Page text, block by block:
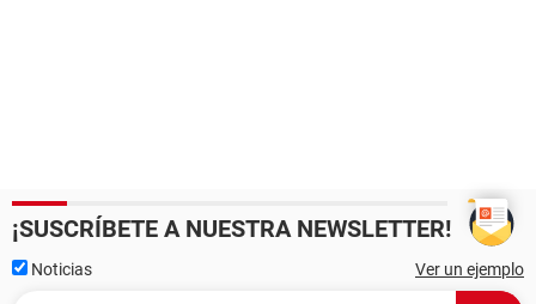
¡SUSCRÍBETE A NUESTRA NEWSLETTER!
Noticias Ver un ejemplo